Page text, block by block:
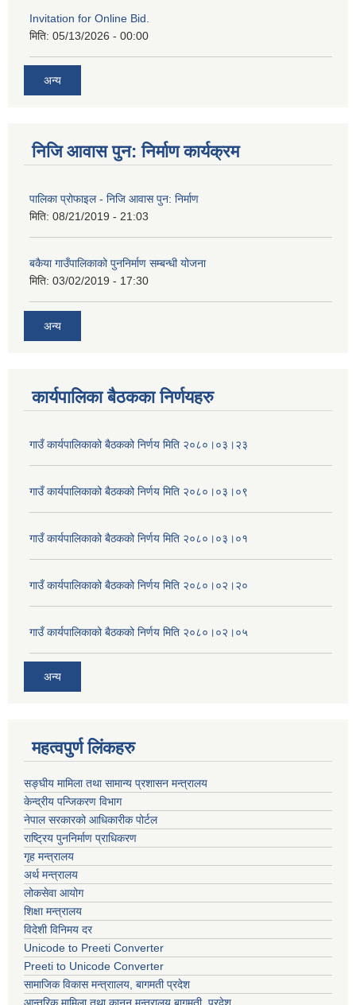
Invitation for Online Bid.
मिति: 05/13/2026 - 00:00
अन्य
निजि आवास पुन: निर्माण कार्यक्रम
पालिका प्रोफाइल - निजि आवास पुन: निर्माण
मिति: 08/21/2019 - 21:03
बकैया गाउँपालिकाको पुननिर्माण सम्बन्धी योजना
मिति: 03/02/2019 - 17:30
अन्य
कार्यपालिका बैठकका निर्णयहरु
गाउँ कार्यपालिकाको बैठकको निर्णय मिति २०८०।०३।२३
गाउँ कार्यपालिकाको बैठकको निर्णय मिति २०८०।०३।०९
गाउँ कार्यपालिकाको बैठकको निर्णय मिति २०८०।०३।०१
गाउँ कार्यपालिकाको बैठकको निर्णय मिति २०८०।०२।२०
गाउँ कार्यपालिकाको बैठकको निर्णय मिति २०८०।०२।०५
अन्य
महत्वपुर्ण लिंकहरु
सङ्घीय मामिला तथा सामान्य प्रशासन मन्त्रालय
केन्द्रीय पन्जिकरण विभाग
नेपाल सरकारको आधिकारीक पोर्टल
राष्ट्रिय पुननिर्माण प्राधिकरण
गृह मन्त्रालय
अर्थ मन्त्रालय
लोकसेवा आयोग
शिक्षा मन्त्रालय
विदेशी विनिमय दर
Unicode to Preeti Converter
Preeti to Unicode Converter
सामाजिक विकास मन्त्राालय, बागमती प्रदेश